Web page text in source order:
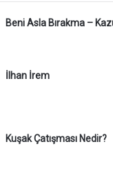
Beni Asla Bırakma –
İlhan İrem
Kuşak Çatışması Nedir?